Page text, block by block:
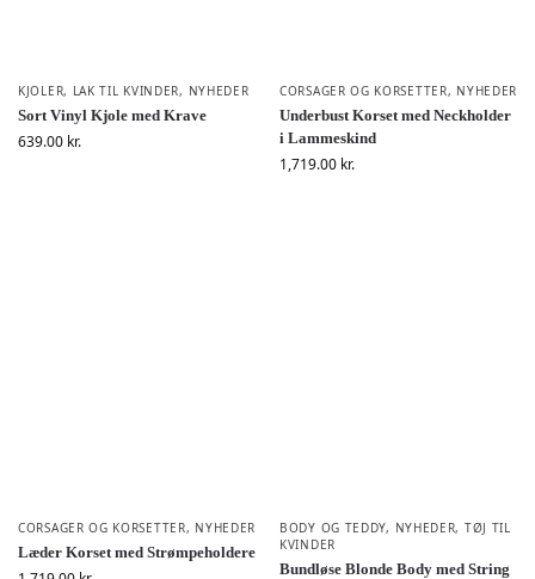
KJOLER, LAK TIL KVINDER, NYHEDER
Sort Vinyl Kjole med Krave
639.00 kr.
CORSAGER OG KORSETTER, NYHEDER
Underbust Korset med Neckholder
i Lammeskind
1,719.00 kr.
CORSAGER OG KORSETTER, NYHEDER
Læder Korset med Strømpeholdere
BODY OG TEDDY, NYHEDER, TØJ TIL
KVINDER
Bundløse Blonde Body med String